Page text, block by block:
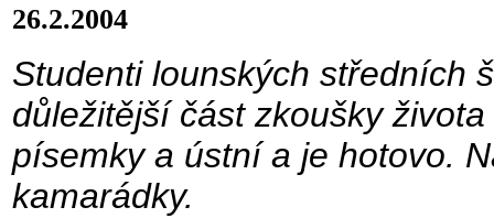
26.2.2004
Studenti lounských středních
důležitější část zkoušky
písemky a ústní a je hotovo.
kamarádky.